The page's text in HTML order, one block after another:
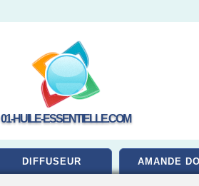
01-HUILE-ESSENTIELLE.COM
DIFFUSEUR AMANDE